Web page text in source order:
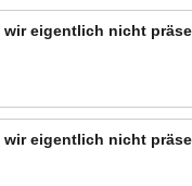
wir eigentlich nicht
wir eigentlich nicht